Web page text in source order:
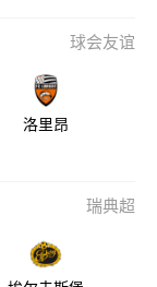
球会友谊
洛里昂
瑞典超